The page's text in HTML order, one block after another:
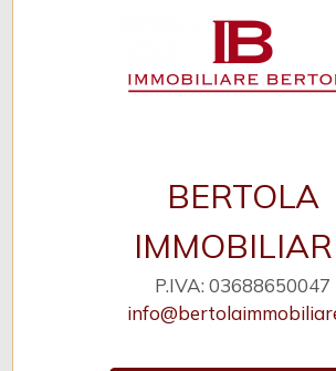
BERTOLA
P.IVA: 03688650047